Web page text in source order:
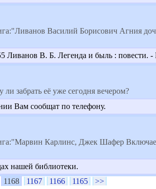
Василий Борисович Агния
Ливанов В. Б. Легенда и быль : повести.
забрать её уже сегодня вечером?
Вам сообщат по телефону.
Карлинс, Джек Шафер
нашей библиотеки.
1168 1167 1166 1165 >>